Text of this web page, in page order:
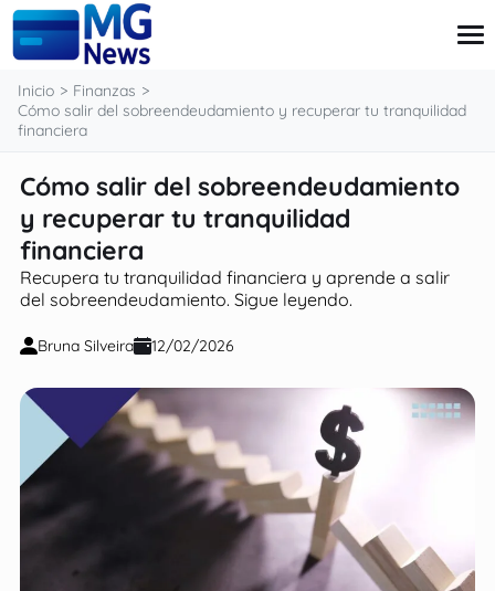
contenido
Finanzas
Pensiones
Préstamo
Ingressos Extra
Inicio
Finanzas
Cómo salir del sobreendeudamiento y recuperar tu tranquilidad
financiera
Cómo salir del sobreendeudamiento
y recuperar tu tranquilidad
financiera
Recupera tu tranquilidad financiera y aprende a salir
del sobreendeudamiento. Sigue leyendo.
Bruna Silveira 12/02/2026